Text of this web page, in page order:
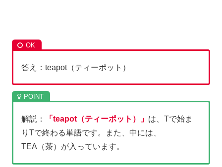
答え：teapot（ティーポット）
解説： 「teapot（ティーポット）」 は、Tで始ま
りTで終わる単語です。また、中には、
TEA（茶）が入っています。